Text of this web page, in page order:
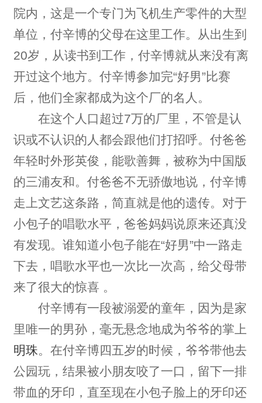
院内，这是一个专门为飞机生产零件的大型
单位，付辛博的父母在这里工作。从出生到
20岁，从读书到工作，付辛博就从来没有离
开过这个地方。付辛博参加完“好男”比赛
后，他们全家都成为这个厂的名人。
在这个人口超过7万的厂里，不管是认
识或不认识的人都会跟他们打招呼。付爸爸
年轻时外形英俊，能歌善舞，被称为中国版
的三浦友和。付爸爸不无骄傲地说，付辛博
走上文艺这条路，简直就是他的遗传。对于
小包子的唱歌水平，爸爸妈妈说原来还真没
有发现。谁知道小包子能在“好男”中一路走
下去，唱歌水平也一次比一次高，给父母带
来了很大的惊喜 。
付辛博有一段被溺爱的童年，因为是家
里唯一的男孙，毫无悬念地成为爷爷的掌上
明珠 。在付辛博四五岁的时候，爷爷带他去
公园玩，结果被小朋友咬了一口，留下一排
带血的牙印，直至现在小包子脸上的牙印还